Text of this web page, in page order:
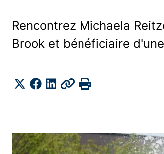
Rencontrez Michaela
Brook et bénéficiaire
ShareTwitter
Facebook
LinkedIn
CopyPrint